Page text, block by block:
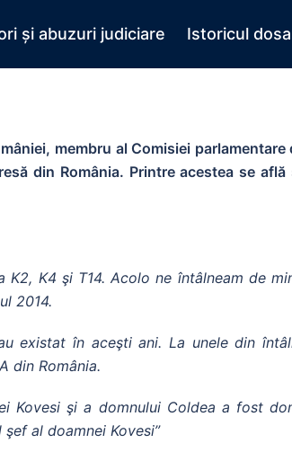
și abuzuri judiciare Istoricul
membru al Comisiei
din România. Printre acestea se
K2, K4 şi T14. Acolo ne întâlneam de
2014.
existat în aceşti ani. La unele din
din România.
Kovesi şi a domnului Coldea a fost
al doamnei Kovesi”